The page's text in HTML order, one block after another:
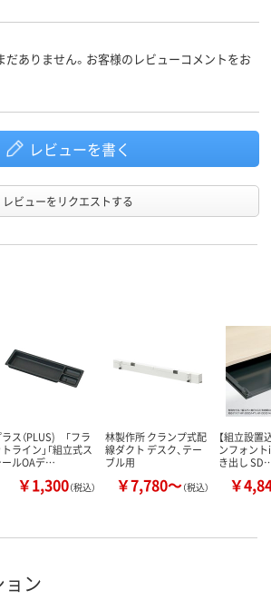
ありません。お客様のレビューコメントをお
レビューを書く
レビューをリクエストする
ラス（PLUS) 「フラ
トライン」「組立式ス
ールOAデ…
￥1,300（税込）
林製作所 クランプ式配
線ダクト デスク、テー
ブル用
￥7,780～（税込）
【組立設置
ンフォン
き出し
￥
ン